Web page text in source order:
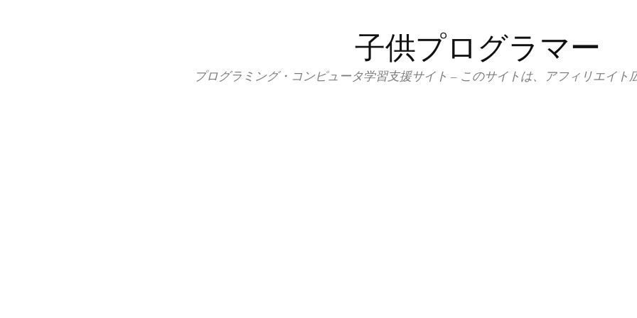
子供プログラマー
プログラミング・コンピュータ学習支援サイト – このサイトは、アフィリエイト